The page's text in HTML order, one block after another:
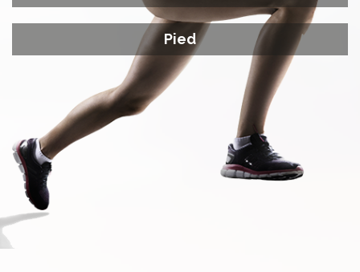
Pied